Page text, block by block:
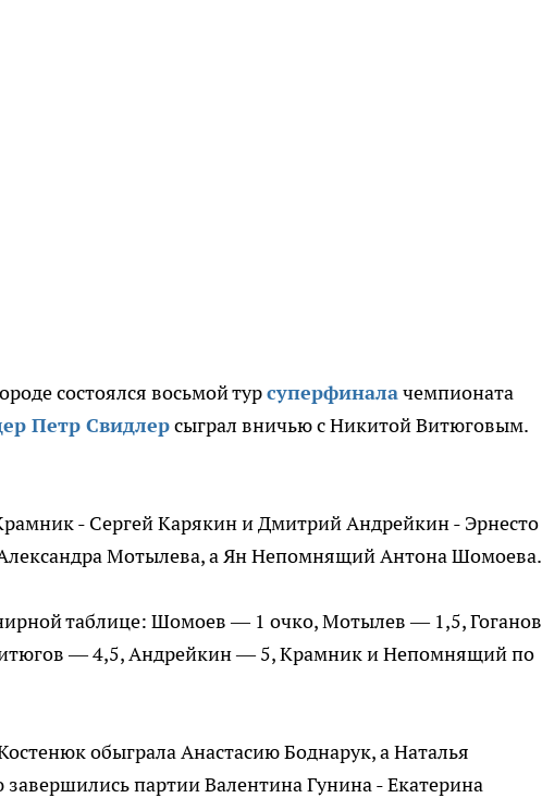
состоялся восьмой турсуперфиналачемпионата
Петр Свидлерсыграл вничью с Никитой Витюговым.
- Сергей Карякин и Дмитрий Андрейкин - Эрнесто
Мотылева, а Ян Непомнящий Антона Шомоева.
таблице: Шомоев — 1 очко, Мотылев — 1,5, Гоганов
— 4,5, Андрейкин — 5, Крамник и Непомнящий по
обыграла Анастасию Боднарук, а Наталья
партии Валентина Гунина - Екатерина